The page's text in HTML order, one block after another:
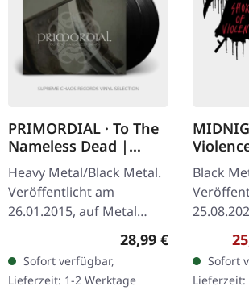
PRIMORDIAL · To The
Nameless Dead |
BLACK 2LP
Heavy Metal/Black Metal.
Veröffentlicht am
26.01.2015, auf Metal
Blade Records. Schwarzes
Doppel-Vinyl im Gatefold-
Cover. Das Album "To The
Nameless…
Regulärer Preis:
28,99 €
Sofort verfügbar,
Lieferzeit: 1-2 Werktage
BLACK
Black
Blade
Cover.
of…
Sofort
Lieferzeit: